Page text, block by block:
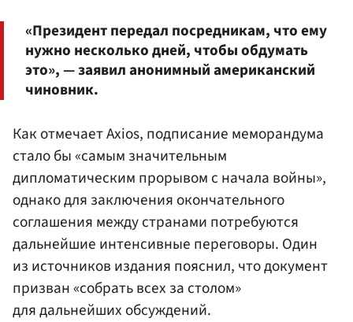
«Президент передал посредникам, что ему
нужно несколько дней, чтобы обдумать
это», — заявил анонимный американский
чиновник.
Как отмечает Axios, подписание меморандума
стало бы «самым значительным
дипломатическим прорывом с начала войны»,
однако для заключения окончательного
соглашения между странами потребуются
дальнейшие интенсивные переговоры. Один
из источников издания пояснил, что документ
призван «собрать всех за столом»
для дальнейших обсуждений.